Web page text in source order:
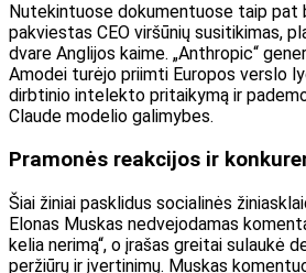
Nutekintuose dokumentuose taip pat
pakviestas CEO viršūnių susitikimas,
dvare Anglijos kaime. „Anthropic“
Amodei turėjo priimti Europos verslo
dirbtinio intelekto pritaikymą ir
Claude modelio galimybes.
Pramonės reakcijos ir
Šiai žiniai pasklidus socialinės
Elonas Muskas nedvejodamas
kelia nerimą“, o įrašas greitai sulaukė
peržiūrų ir įvertinimų. Muskas